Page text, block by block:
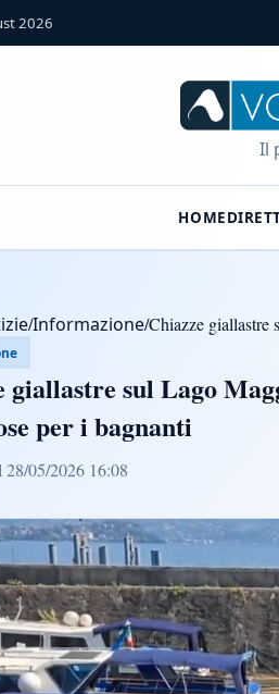
2026
Il
HOME
/Informazione/Chiazze giallastre
giallastre sul Lago
per i bagnanti
05/2026 16:08